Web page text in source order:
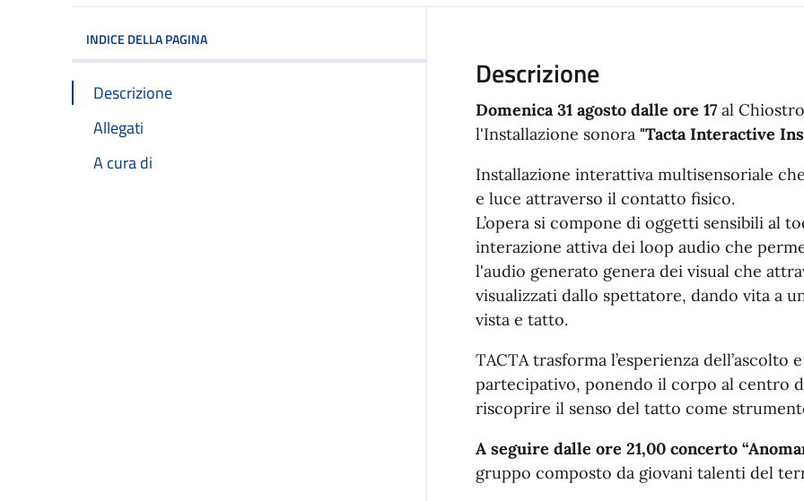
INDICE DELLA PAGINA
Descrizione
Allegati
A cura di
Descrizione
Domenica 31 agosto dalle ore 17al
l'Installazione sonora "Tacta Interactive
Installazione interattiva multisensoriale
e luce attraverso il contatto fisico.
L’opera si compone di oggetti sensibili al
interazione attiva dei loop audio che
l'audio generato genera dei visual che
visualizzati dallo spettatore, dando vita a
vista e tatto.
TACTA trasforma l’esperienza dell’ascolto
partecipativo, ponendo il corpo al centro
riscoprire il senso del tatto come
A seguire dalle ore 21,00 concerto
gruppo composto da giovani talenti del